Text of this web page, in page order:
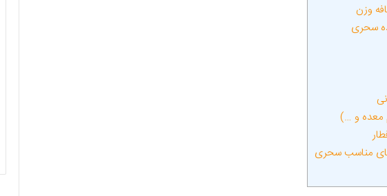
وزن
سحری
معده و …)
مناسب سحری